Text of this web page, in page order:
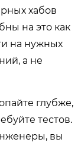
хабов
на это как
на нужных
а не
глубже,
тестов.
вы